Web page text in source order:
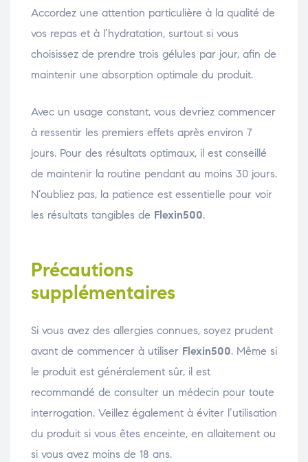
Accordez une attention particulière à la qualité de
vos repas et à l’hydratation, surtout si vous
choisissez de prendre trois gélules par jour, afin de
maintenir une absorption optimale du produit.
Avec un usage constant, vous devriez commencer
à ressentir les premiers effets après environ 7
jours. Pour des résultats optimaux, il est conseillé
de maintenir la routine pendant au moins 30 jours.
N’oubliez pas, la patience est essentielle pour voir
les résultats tangibles de Flexin500.
Précautions
supplémentaires
Si vous avez des allergies connues, soyez prudent
avant de commencer à utiliser Flexin500. Même si
le produit est généralement sûr, il est
recommandé de consulter un médecin pour toute
interrogation. Veillez également à éviter l’utilisation
du produit si vous êtes enceinte, en allaitement ou
si vous avez moins de 18 ans.